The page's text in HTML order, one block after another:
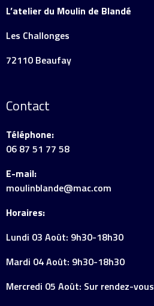
L’atelier du Moulin de Blandé
Les Challonges
72110 Beaufay
Contact
Téléphone:
06 87 51 77 58
E-mail:
moulinblande@mac.com
Horaires:
Lundi 03 Août: 9h30-18h30
Mardi 04 Août: 9h30-18h30
Mercredi 05 Août: Sur rendez-vous